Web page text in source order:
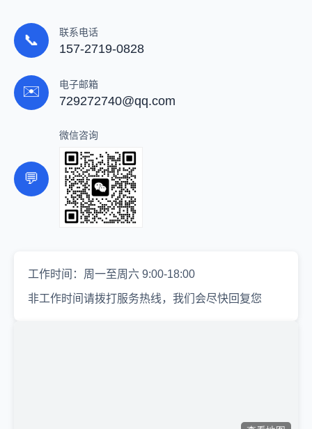
📞 联系电话
157-2719-0828
✉️ 电子邮箱
729272740@qq.com
💬
微信咨询
工作时间：周一至周六 9:00-18:00
非工作时间请拨打服务热线，我们会尽快回复您